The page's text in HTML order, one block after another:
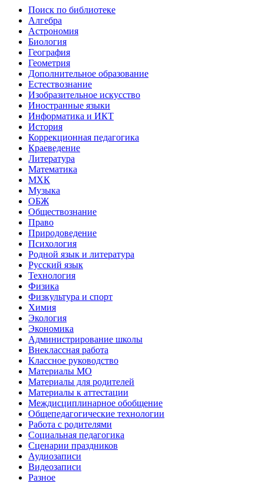
Поиск по библиотеке
Алгебра
Астрономия
Биология
География
Геометрия
Дополнительное образование
Естествознание
Изобразительное искусство
Иностранные языки
Информатика и ИКТ
История
Коррекционная педагогика
Краеведение
Литература
Математика
МХК
Музыка
ОБЖ
Обществознание
Право
Природоведение
Психология
Родной язык и литература
Русский язык
Технология
Физика
Физкультура и спорт
Химия
Экология
Экономика
Администрирование школы
Внеклассная работа
Классное руководство
Материалы МО
Материалы для родителей
Материалы к аттестации
Междисциплинарное обобщение
Общепедагогические технологии
Работа с родителями
Социальная педагогика
Сценарии праздников
Аудиозаписи
Видеозаписи
Разное